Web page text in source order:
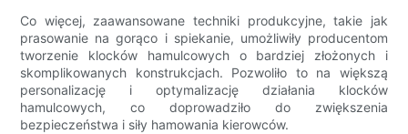
Co więcej, zaawansowane techniki produkcyjne, takie jak
prasowanie na gorąco i spiekanie, umożliwiły producentom
tworzenie klocków hamulcowych o bardziej złożonych i
skomplikowanych konstrukcjach. Pozwoliło to na większą
personalizację i optymalizację działania klocków
hamulcowych, co doprowadziło do zwiększenia
bezpieczeństwa i siły hamowania kierowców.